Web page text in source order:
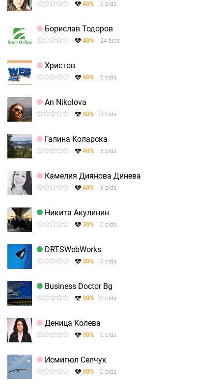
40% 6 bids
Борислав Тодоров
40% 24 bids
Христов
40% 6 bids
An Nikolova
40% 8 bids
Галина Коларска
40% 6 bids
Камелия Диянова Динева
40% 8 bids
Никита Акулинин
30% 0 bids
DRTSWebWorks
30% 0 bids
Business Doctor Bg
30% 0 bids
Деница Колева
30% 0 bids
Исмигюл Селчук
30% 0 bids